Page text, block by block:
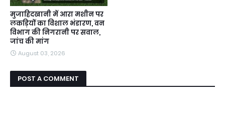
मुजाहिदखानी में आरा मशीन पर
लकड़ियों का विशाल भंडारण, वन
विभाग की निगरानी पर सवाल,
जांच की मांग
August 03, 2026
POST A COMMENT